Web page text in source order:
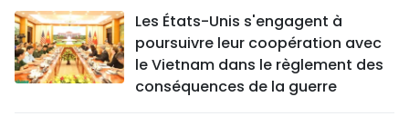
Les États-Unis s'engagent à
poursuivre leur coopération avec
le Vietnam dans le règlement des
conséquences de la guerre